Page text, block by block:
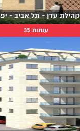
קהילת עדן - תל אביב - יפו
ענתות 35